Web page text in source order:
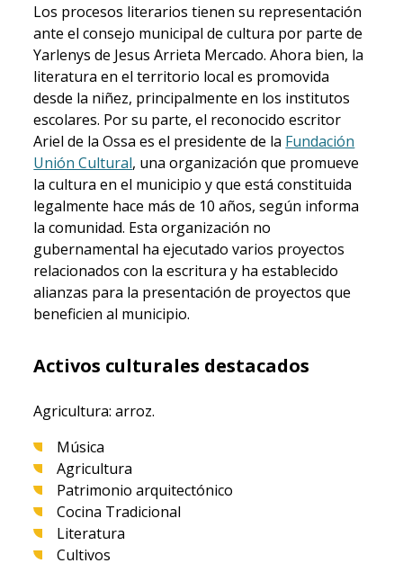
Los procesos literarios tienen su representación
ante el consejo municipal de cultura por parte de
Yarlenys de Jesus Arrieta Mercado. Ahora bien, la
literatura en el territorio local es promovida
desde la niñez, principalmente en los institutos
escolares. Por su parte, el reconocido escritor
Ariel de la Ossa es el presidente de la Fundación
Unión Cultural, una organización que promueve
la cultura en el municipio y que está constituida
legalmente hace más de 10 años, según informa
la comunidad. Esta organización no
gubernamental ha ejecutado varios proyectos
relacionados con la escritura y ha establecido
alianzas para la presentación de proyectos que
beneficien al municipio.
Activos culturales destacados
Agricultura: arroz.
Música
Agricultura
Patrimonio arquitectónico
Cocina Tradicional
Literatura
Cultivos